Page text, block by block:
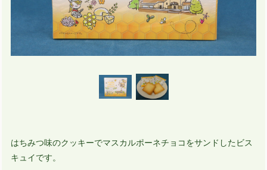
はちみつ味のクッキーでマスカルポーネチョコをサンドしたビス
キュイです。